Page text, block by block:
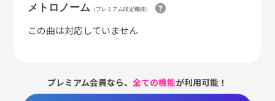
メトロノーム （プレミアム限定機能）
この曲は対応していません
プレミアム会員なら、全ての機能が利用可能！